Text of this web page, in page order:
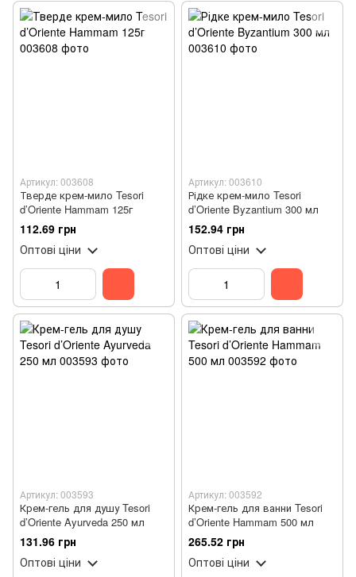
Артикул: 003608
Тверде крем-мило Tesori
d’Oriente Hammam 125г
112.69 грн
Оптові ціни
Артикул: 003610
Рідке крем-мило Tesori
d’Oriente Byzantium 300 мл
152.94 грн
Оптові ціни
Артикул: 003593
Крем-гель для душу Tesori
d’Oriente Ayurveda 250 мл
131.96 грн
Оптові ціни
Артикул: 003592
Крем-гель для ванни Tesori
d’Oriente Hammam 500 мл
265.52 грн
Оптові ціни